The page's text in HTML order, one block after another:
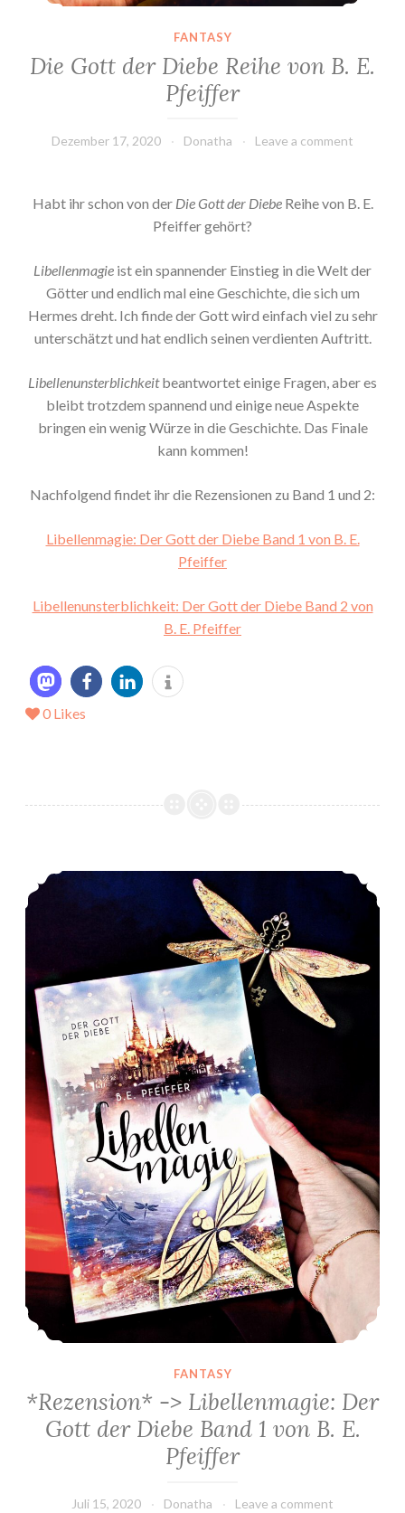
FANTASY
Die Gott der Diebe Reihe von B. E.
Pfeiffer
Dezember 17, 2020 Donatha Leave a comment
Habt ihr schon von der Die Gott der DiebeReihe von B. E.
Pfeiffer gehört?
Libellenmagie ist ein spannender Einstieg in die Welt der
Götter und endlich mal eine Geschichte, die sich um
Hermes dreht. Ich finde der Gott wird einfach viel zu sehr
unterschätzt und hat endlich seinen verdienten Auftritt.
Libellenunsterblichkeitbeantwortet einige Fragen, aber es
bleibt trotzdem spannend und einige neue Aspekte
bringen ein wenig Würze in die Geschichte. Das Finale
kann kommen!
Nachfolgend findet ihr die Rezensionen zu Band 1 und 2:
Libellenmagie: Der Gott der Diebe Band 1 von B. E.
Pfeiffer
Libellenunsterblichkeit: Der Gott der Diebe Band 2 von
B. E. Pfeiffer
0 Likes
*Rezension* -> Libellenmagie: Der Gott der Diebe Band 1 von B. E. Pfeiffer
FANTASY
*Rezension* -> Libellenmagie: Der
Gott der Diebe Band 1 von B. E.
Pfeiffer
Juli 15, 2020 Donatha Leave a comment